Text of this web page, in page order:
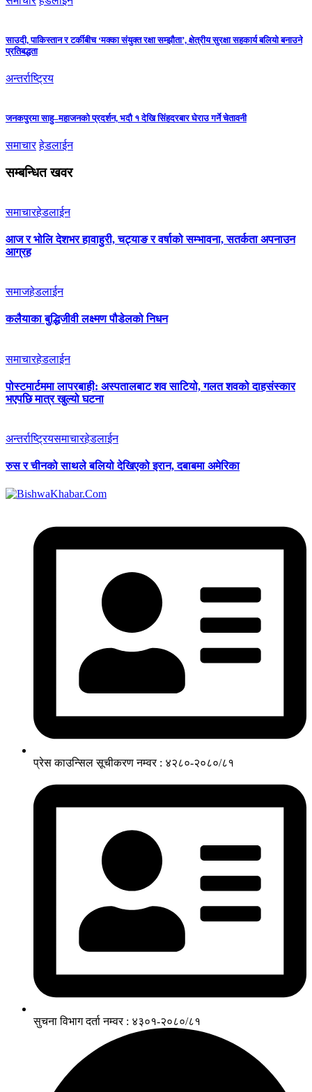
साउदी, पाकिस्तान र टर्कीबीच ‘मक्का संयुक्त रक्षा सम्झौता’, क्षेत्रीय सुरक्षा सहकार्य बलियो बनाउने
प्रतिबद्धता
अन्तर्राष्ट्रिय
जनकपुरमा साहु–महाजनको प्रदर्शन, भदौ १ देखि सिंहदरबार घेराउ गर्ने चेतावनी
समाचार हेडलाईन
सम्बन्धित खवर
समाचारहेडलाईन
आज र भोलि देशभर हावाहुरी, चट्याङ र वर्षाको सम्भावना, सतर्कता अपनाउन
आग्रह
समाजहेडलाईन
कलैयाका बुद्धिजीवी लक्ष्मण पौडेलको निधन
समाचारहेडलाईन
पोस्टमार्टममा लापरबाही: अस्पतालबाट शव साटियो, गलत शवको दाहसंस्कार
भएपछि मात्र खुल्यो घटना
अन्तर्राष्ट्रियसमाचारहेडलाईन
रुस र चीनको साथले बलियो देखिएको इरान, दबाबमा अमेरिका
प्रेस काउन्सिल सूचीकरण नम्वर : ४२८०-२०८०/८१
सुचना विभाग दर्ता नम्वर : ४३०१-२०८०/८१